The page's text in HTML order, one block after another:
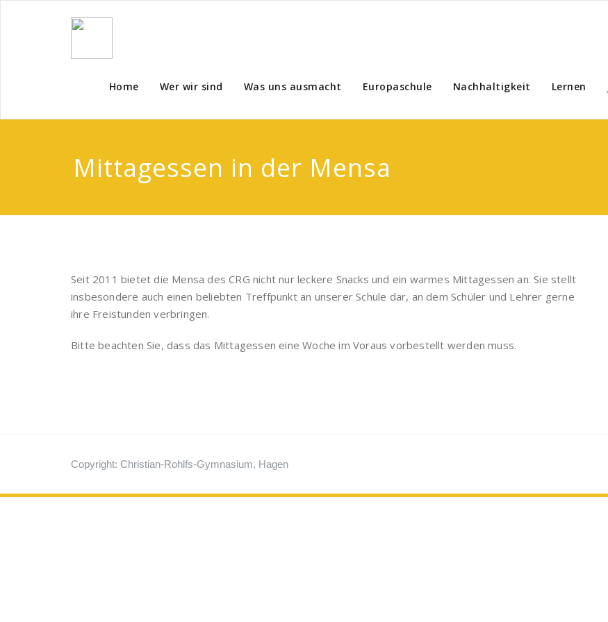
Home Wer wir sind Was uns ausmacht Europaschule Nachhaltigkeit Lernen
Mittagessen in der Mensa
Seit 2011 bietet die Mensa des CRG nicht nur leckere Snacks und ein warmes Mittagessen an. Sie stellt
insbesondere auch einen beliebten Treffpunkt an unserer Schule dar, an dem Schüler und Lehrer gerne
ihre Freistunden verbringen.
Bitte beachten Sie, dass das Mittagessen eine Woche im Voraus vorbestellt werden muss.
Copyright: Christian-Rohlfs-Gymnasium, Hagen